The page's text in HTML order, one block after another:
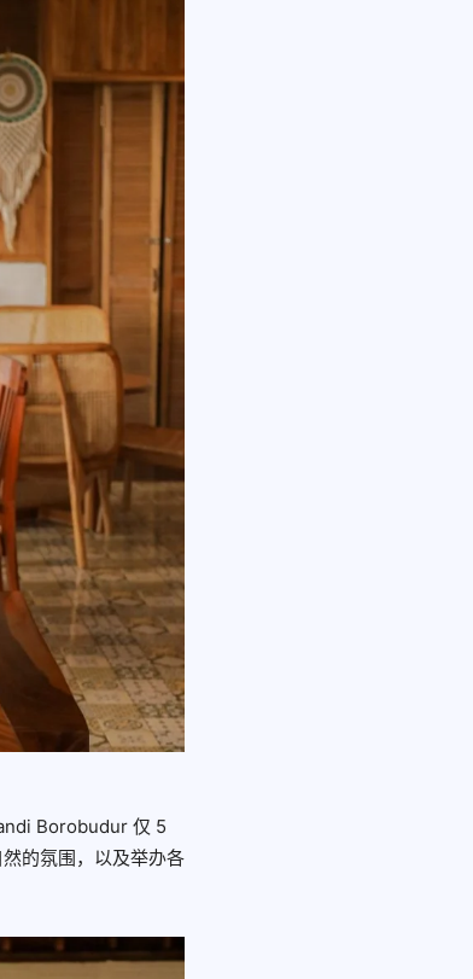
Borobudur 仅 5
的氛围，以及举办各